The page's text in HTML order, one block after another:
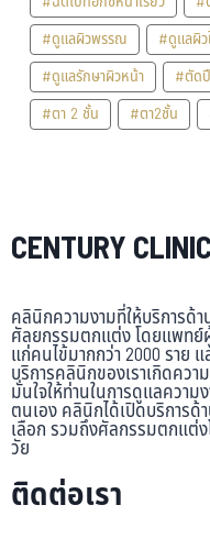
#ดูแลผิวพรรณ
#ดูแลผิว
#ดูแลรักษาผิวหน้า
#ตัด
#ตา 2 ชั้น
#ตา2ชั้น
CENTURY CLINIC
คลินิกความงามที่ให้บริการด้
ศัลยกรรมตกแต่ง โดยแพทย์
แก่คนไข้มากกว่า 2000 ราย แ
บริการคลินิกของเราเกิดคว
มั่นใจให้ท่านในการดูแลควา
ตนเอง คลินิกได้เปิดบริการ
เลือก รวมถึงศัลกรรมตกแต่
วัย
ติดต่อเรา